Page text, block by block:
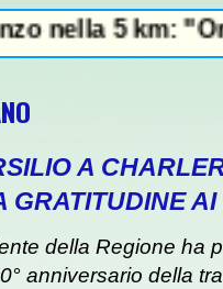
km: "Ora ci
A
GRATITUDINE
della Regione ha
anniversario della